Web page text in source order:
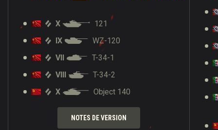
X
121
IX
WZ-120
VII
T-34-1
VIII
T-34-2
X
Object 140
NOTES DE VERSION